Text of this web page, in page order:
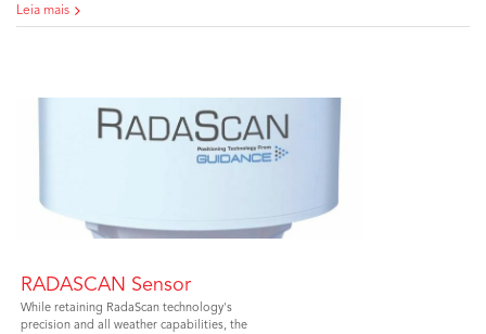
Leia mais
RADASCAN Sensor
While retaining RadaScan technology's
precision and all weather capabilities, the